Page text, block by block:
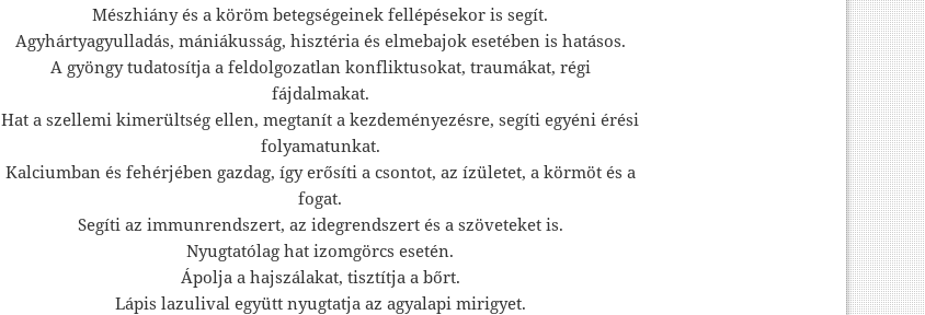
Mészhiány és a köröm betegségeinek fellépésekor is segít.
Agyhártyagyulladás, mániákusság, hisztéria és elmebajok esetében is hatásos.
A gyöngy tudatosítja a feldolgozatlan konfliktusokat, traumákat, régi
fájdalmakat.
Hat a szellemi kimerültség ellen, megtanít a kezdeményezésre, segíti egyéni érési
folyamatunkat.
Kalciumban és fehérjében gazdag, így erősíti a csontot, az ízületet, a körmöt és a
fogat.
Segíti az immunrendszert, az idegrendszert és a szöveteket is.
Nyugtatólag hat izomgörcs esetén.
Ápolja a hajszálakat, tisztítja a bőrt.
Lápis lazulival együtt nyugtatja az agyalapi mirigyet.